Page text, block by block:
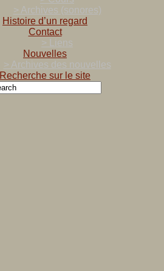
> Archives (sonores)
Histoire d’un regard
Contact
> Liens
Nouvelles
> Archives des nouvelles
Recherche sur le site